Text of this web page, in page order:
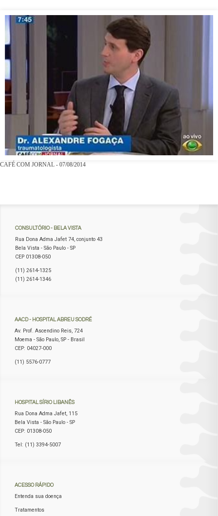
CAFÉ COM JORNAL - 07/08/2014
CONSULTÓRIO- BELA VISTA
Rua Dona Adma Jafet 74, conjunto 43
Bela Vista - São Paulo - SP
CEP 01308-050
(11) 2614-1325
(11) 2614-1346
AACD- HOSPITAL ABREU SODRÉ
Av. Prof. Ascendino Reis, 724
Moema - São Paulo, SP - Brasil
CEP: 04027-000
(11) 5576-0777
HOSPITALSÍRIO LIBANÊS
Rua Dona Adma Jafet, 115
Bela Vista - São Paulo - SP
CEP: 01308-050
Tel: (11) 3394-5007
ACESSO RÁPIDO
Entenda sua doença
Tratamentos